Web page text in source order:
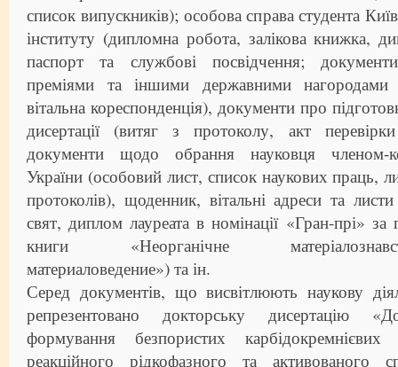
список випускників); особова справа студента
інституту (дипломна робота, залікова книжка,
паспорт та службові посвідчення;
преміями та іншими державними нагородами
вітальна кореспонденція), документи про
дисертації (витяг з протоколу, акт
документи щодо обрання науковця членом-
України (особовий лист, список наукових праць,
протоколів), щоденник, вітальні адреси та
свят, диплом лауреата в номінації «Гран-прі» за
книги «Неорганічне
материаловедение») та ін.
Серед документів, що висвітлюють наукову
репрезентовано докторську дисертацію
формування безпористих карбідокремнієвих
реакційного рідкофазного та активованого